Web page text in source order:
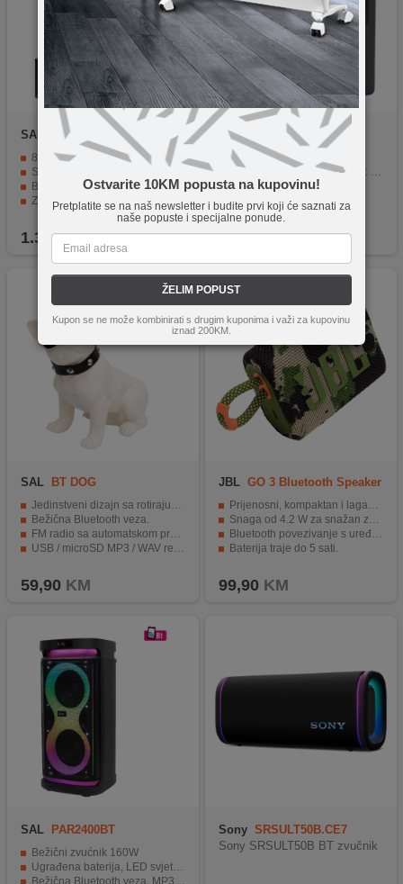
Ostvarite 10KM popusta na kupovinu!
Pretplatite se na naš newsletter i budite prvi koji će saznati za
naše popuste i specijalne ponude.
ŽELIM POPUST
Kupon se ne može kombinirati s drugim kuponima i važi za kupovinu
iznad 200KM.
SAL PAS12W243S
800 W profesionalne snage
S 9 ugrađenih zvučnika za jasno zvučno iskustvo
Bluetooth TWS tehnologija
Zaslon u boji, DSP procesor zvuka
Prijenosan, robustan dizajn
1.399,90KM
JBL PARTYBOX
Radni raspon: 30 met.
Punjiva baterija za mikrofon: 600mAh, 3.7V Li-ion baterija
Adaptivni odabir kanala
Signal-šum: 59dBA
Vrijeme reprodukcije mikrofona: do 20 sati
249,00KM
SAL BT DOG
Jedinstveni dizajn sa rotirajućom glavom.
Bežična Bluetooth veza.
FM radio sa automatskom pretragom.
USB / microSD MP3 / WAV reprodukcija.
59,90 KM
JBL GO 3 Bluetooth Speaker
Prijenosni, kompaktan i lagan dizajn.
Snaga od 4.2 W za snažan zvuk.
Bluetooth povezivanje s uređajima.
Baterija traje do 5 sati.
99,90 KM
SAL PAR2400BT
Bežični zvućnik 160W
Ugrađena baterija, LED svjetlosni efekti
Bežična Bluetooth veza, MP3 player, KARAOKE
Sony SRSULT50B.CE7
Sony SRSULT50B BT zvučnik